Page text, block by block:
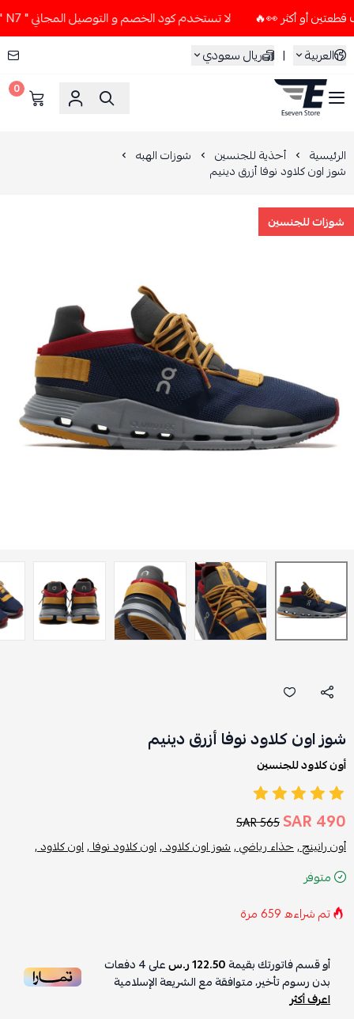
لا تستخدم كود الخصم و التوصيل المجاني " N7 " إلا إذا طلبت قطعتين أو أكثر 👀🔥
العربية
| ريال سعودي
ESEVEN STORE
0
الرئيسية أحذية للجنسين شوزات الهبه
شوز اون كلاود نوفا أزرق دينيم
شوزات للجنسين
شوز اون كلاود نوفا أزرق دينيم
أون كلاود للجنسين
490 SAR
565 SAR
أون رانينج ,حذاء رياضي ,شوز اون كلاود ,اون كلاود نوفا ,اون كلاود ,
متوفر
تم شراءه659مرة
أو قسم فاتورتك بقيمة122.50 ر.س على4دفعات
بدون رسوم تأخير، متوافقة مع الشريعة الإسلامية
اعرف أكثر